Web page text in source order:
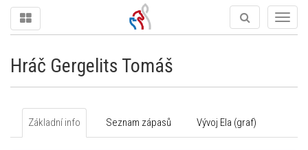
Hráč Gergelits Tomáš
Základní info Seznam zápasů Vývoj Ela (graf)